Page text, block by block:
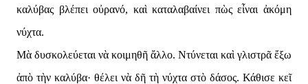
καλύβας βλέπει οὐρανό, καὶ καταλαβαίνει πὼς εἶναι ἀκόμη
νύχτα.
Μὰ δυσκολεύεται νὰ κοιμηθῆ ἄλλο. Ντύνεται καὶ γλιστρᾶ ἔξω
ἀπὸ τὴν καλύβα· θέλει νὰ δῆ τὴ νύχτα στὸ δάσος. Κάθισε κεῖ